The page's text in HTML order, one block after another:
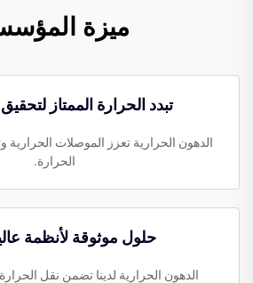
ميزة
تبدد الحرارة الممتاز
الدهون الحرارية تعزز الموصلات
الحرارة.
حلول موثوقة لأنظمة
الدهون الحرارية لدينا تضمن نقل